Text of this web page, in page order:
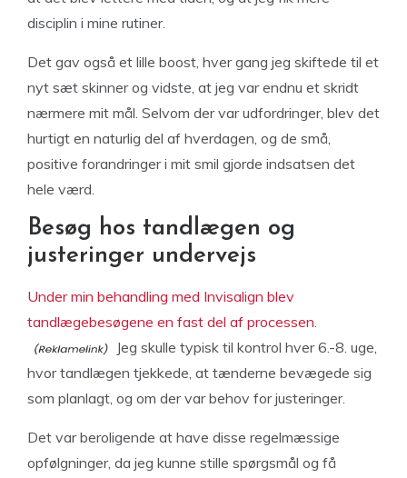
disciplin i mine rutiner.
Det gav også et lille boost, hver gang jeg skiftede til et
nyt sæt skinner og vidste, at jeg var endnu et skridt
nærmere mit mål. Selvom der var udfordringer, blev det
hurtigt en naturlig del af hverdagen, og de små,
positive forandringer i mit smil gjorde indsatsen det
hele værd.
Besøg hos tandlægen og
justeringer undervejs
Under min behandling med Invisalign blev
tandlægebesøgene en fast del af processen.
Jeg skulle typisk til kontrol hver 6.-8. uge,
hvor tandlægen tjekkede, at tænderne bevægede sig
som planlagt, og om der var behov for justeringer.
Det var beroligende at have disse regelmæssige
opfølgninger, da jeg kunne stille spørgsmål og få